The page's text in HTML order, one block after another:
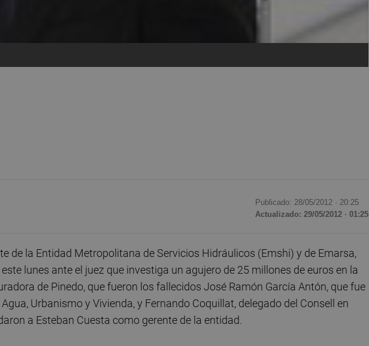
Publicado: 28/05/2012 · 20:25
Actualizado: 29/05/2012 · 01:25
de la Entidad Metropolitana de Servicios Hidráulicos (Emshi) y de Emarsa,
lunes ante el juez que investiga un agujero de 25 millones de euros en la
de Pinedo, que fueron los fallecidos José Ramón García Antón, que fue
Urbanismo y Vivienda, y Fernando Coquillat, delegado del Consell en
a Esteban Cuesta como gerente de la entidad.